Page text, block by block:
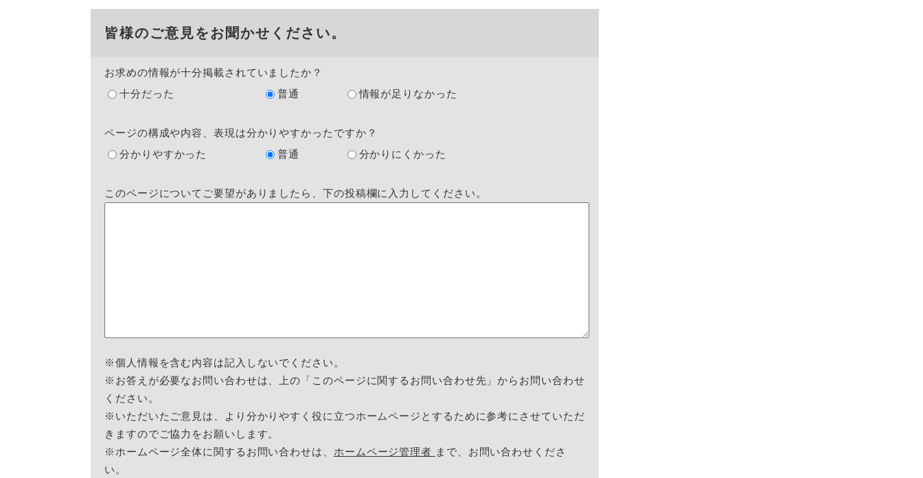
皆様のご意見をお聞かせください。
お求めの情報が十分掲載されていましたか？
十分だった
普通 情報が足りなかった
ページの構成や内容、表現は分かりやすかったですか？
分かりやすかった
普通 分かりにくかった
このページについてご要望がありましたら、下の投稿欄に入力してください。
※個人情報を含む内容は記入しないでください。
※お答えが必要なお問い合わせは、上の「このページに関するお問い合わせ先」からお問い合わせ
ください。
※いただいたご意見は、より分かりやすく役に立つホームページとするために参考にさせていただ
きますのでご協力をお願いします。
※ホームページ全体に関するお問い合わせは、 ホームページ管理者 まで、お問い合わせくださ
い。